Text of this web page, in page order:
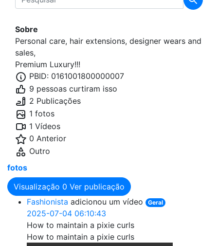
Sobre
Personal care, hair extensions, designer wears and
sales,
Premium Luxury!!!
PBID: 0161001800000007
9 pessoas curtiram isso
2 Publicações
1 fotos
1 Vídeos
0 Anterior
Outro
fotos
Visualização 0 Ver publicação
Fashionista adicionou um vídeo Geral
2025-07-04 06:10:43
How to maintain a pixie curls
How to maintain a pixie curls